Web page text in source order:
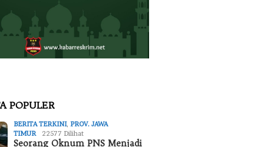
POPULER
BERITA TERKINI,PROV. JAWA
TIMUR
22577 Dilihat
Seorang Oknum PNS Menjadi